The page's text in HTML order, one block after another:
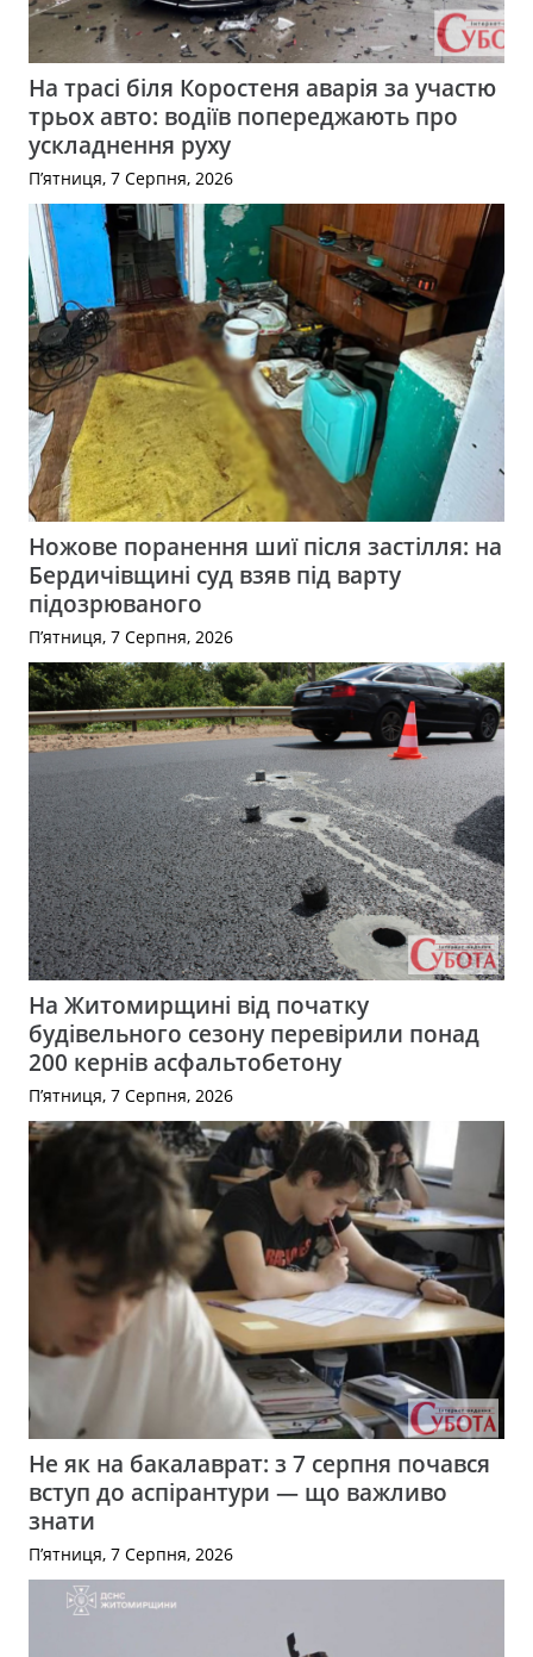
На трасі біля Коростеня аварія за участю
трьох авто: водіїв попереджають про
ускладнення руху
П’ятниця, 7 Серпня, 2026
Ножове поранення шиї після застілля: на
Бердичівщині суд взяв під варту
підозрюваного
П’ятниця, 7 Серпня, 2026
На Житомирщині від початку
будівельного сезону перевірили понад
200 кернів асфальтобетону
П’ятниця, 7 Серпня, 2026
Не як на бакалаврат: з 7 серпня почався
вступ до аспірантури — що важливо
знати
П’ятниця, 7 Серпня, 2026